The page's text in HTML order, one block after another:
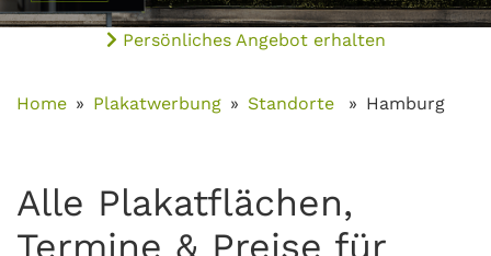
Persönliches Angebot erhalten
Home Plakatwerbung Standorte Hamburg
Alle Plakatflächen,
Termine & Preise für